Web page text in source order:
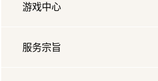
游戏中心
服务宗旨